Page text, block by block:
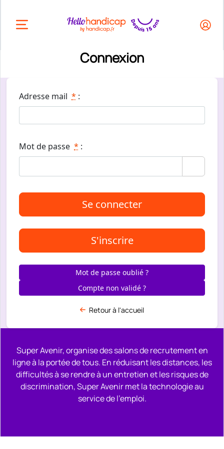
HEADER.OPEN_BUTTON
Connexion
Adresse mail * :
Mot de passe * :
Se connecter
S'inscrire
Mot de passe oublié ?
Compte non validé ?
Retour à l'accueil
Super Avenir, organise des salons de recrutement en
ligne à la portée de tous. En réduisant les distances, les
difficultés à se rendre à un entretien et les risques de
discrimination, Super Avenir met la technologie au
service de l'emploi.